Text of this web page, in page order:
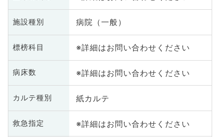
施設種別 病院（一般）
標榜科目 ※詳細はお問い合わせください
病床数 ※詳細はお問い合わせください
カルテ種別 紙カルテ
救急指定 ※詳細はお問い合わせください